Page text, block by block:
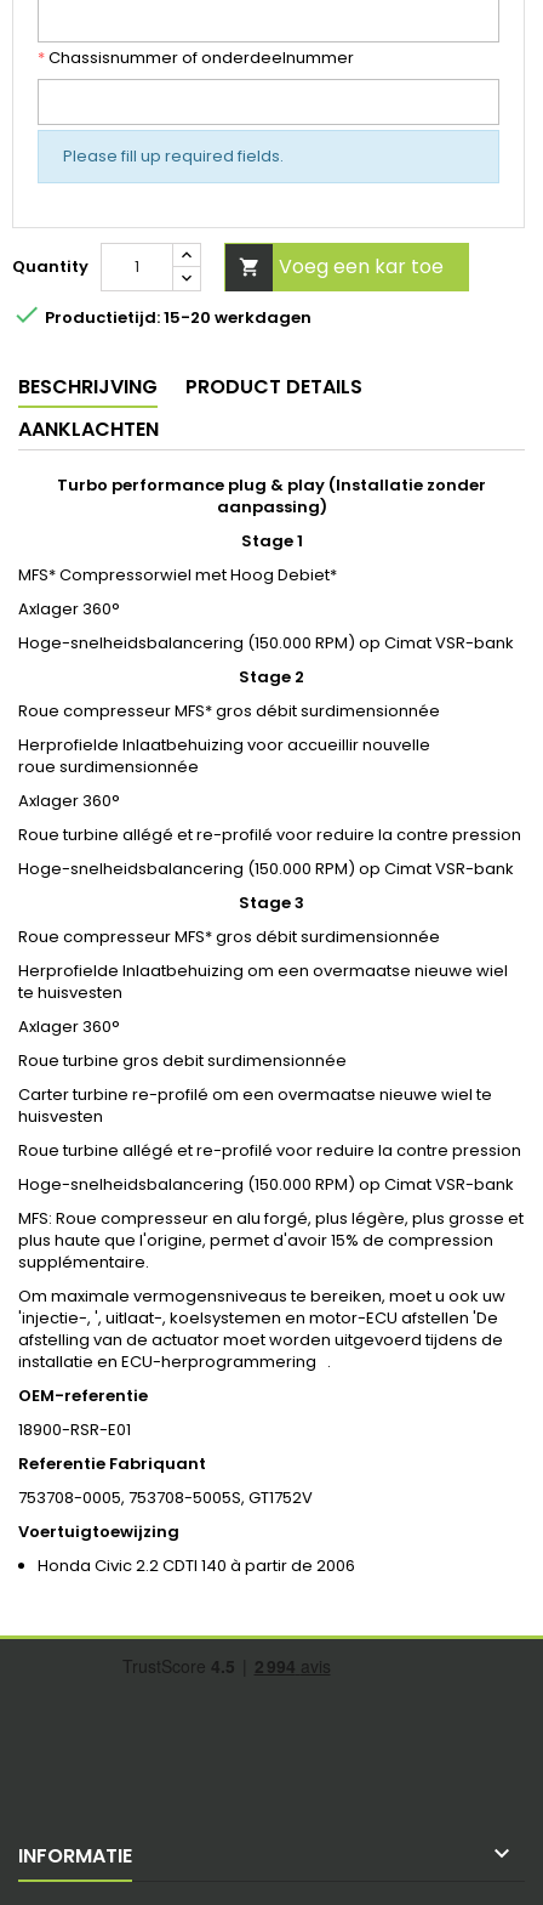
*Chassisnummer of onderdeelnummer
Please fill up required fields.
Quantity  Voeg een kar toe
 Productietijd: 15-20 werkdagen
BESCHRIJVING
PRODUCT DETAILS
AANKLACHTEN
Turbo performance plug & play (Installatie zonder
aanpassing)
Stage 1
MFS* Compressorwiel met Hoog Debiet*
Axlager 360°
Hoge-snelheidsbalancering (150.000 RPM) op Cimat VSR-bank
Stage 2
Roue compresseur MFS* gros débit surdimensionnée
Herprofielde Inlaatbehuizing voor accueillir nouvelle
roue surdimensionnée
Axlager 360°
Roue turbine allégé et re-profilé voor reduire la contre pression
Hoge-snelheidsbalancering (150.000 RPM) op Cimat VSR-bank
Stage 3
Roue compresseur MFS* gros débit surdimensionnée
Herprofielde Inlaatbehuizing om een overmaatse nieuwe wiel
te huisvesten
Axlager 360°
Roue turbine gros debit surdimensionnée
Carter turbine re-profilé om een overmaatse nieuwe wiel te
huisvesten
Roue turbine allégé et re-profilé voor reduire la contre pression
Hoge-snelheidsbalancering (150.000 RPM) op Cimat VSR-bank
MFS: Roue compresseur en alu forgé, plus légère, plus grosse et
plus haute que l'origine, permet d'avoir 15% de compression
supplémentaire.
Om maximale vermogensniveaus te bereiken, moet u ook uw
'injectie-, ', uitlaat-, koelsystemen en motor-ECU afstellen 'De
afstelling van de actuator moet worden uitgevoerd tijdens de
installatie en ECU-herprogrammering .
OEM-referentie
18900-RSR-E01
Referentie Fabriquant
753708-0005, 753708-5005S, GT1752V
Voertuigtoewijzing
Honda Civic 2.2 CDTI 140 à partir de 2006
INFORMATIE 